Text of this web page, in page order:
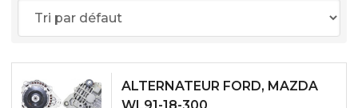
ALTERNATEUR FORD, MAZDA